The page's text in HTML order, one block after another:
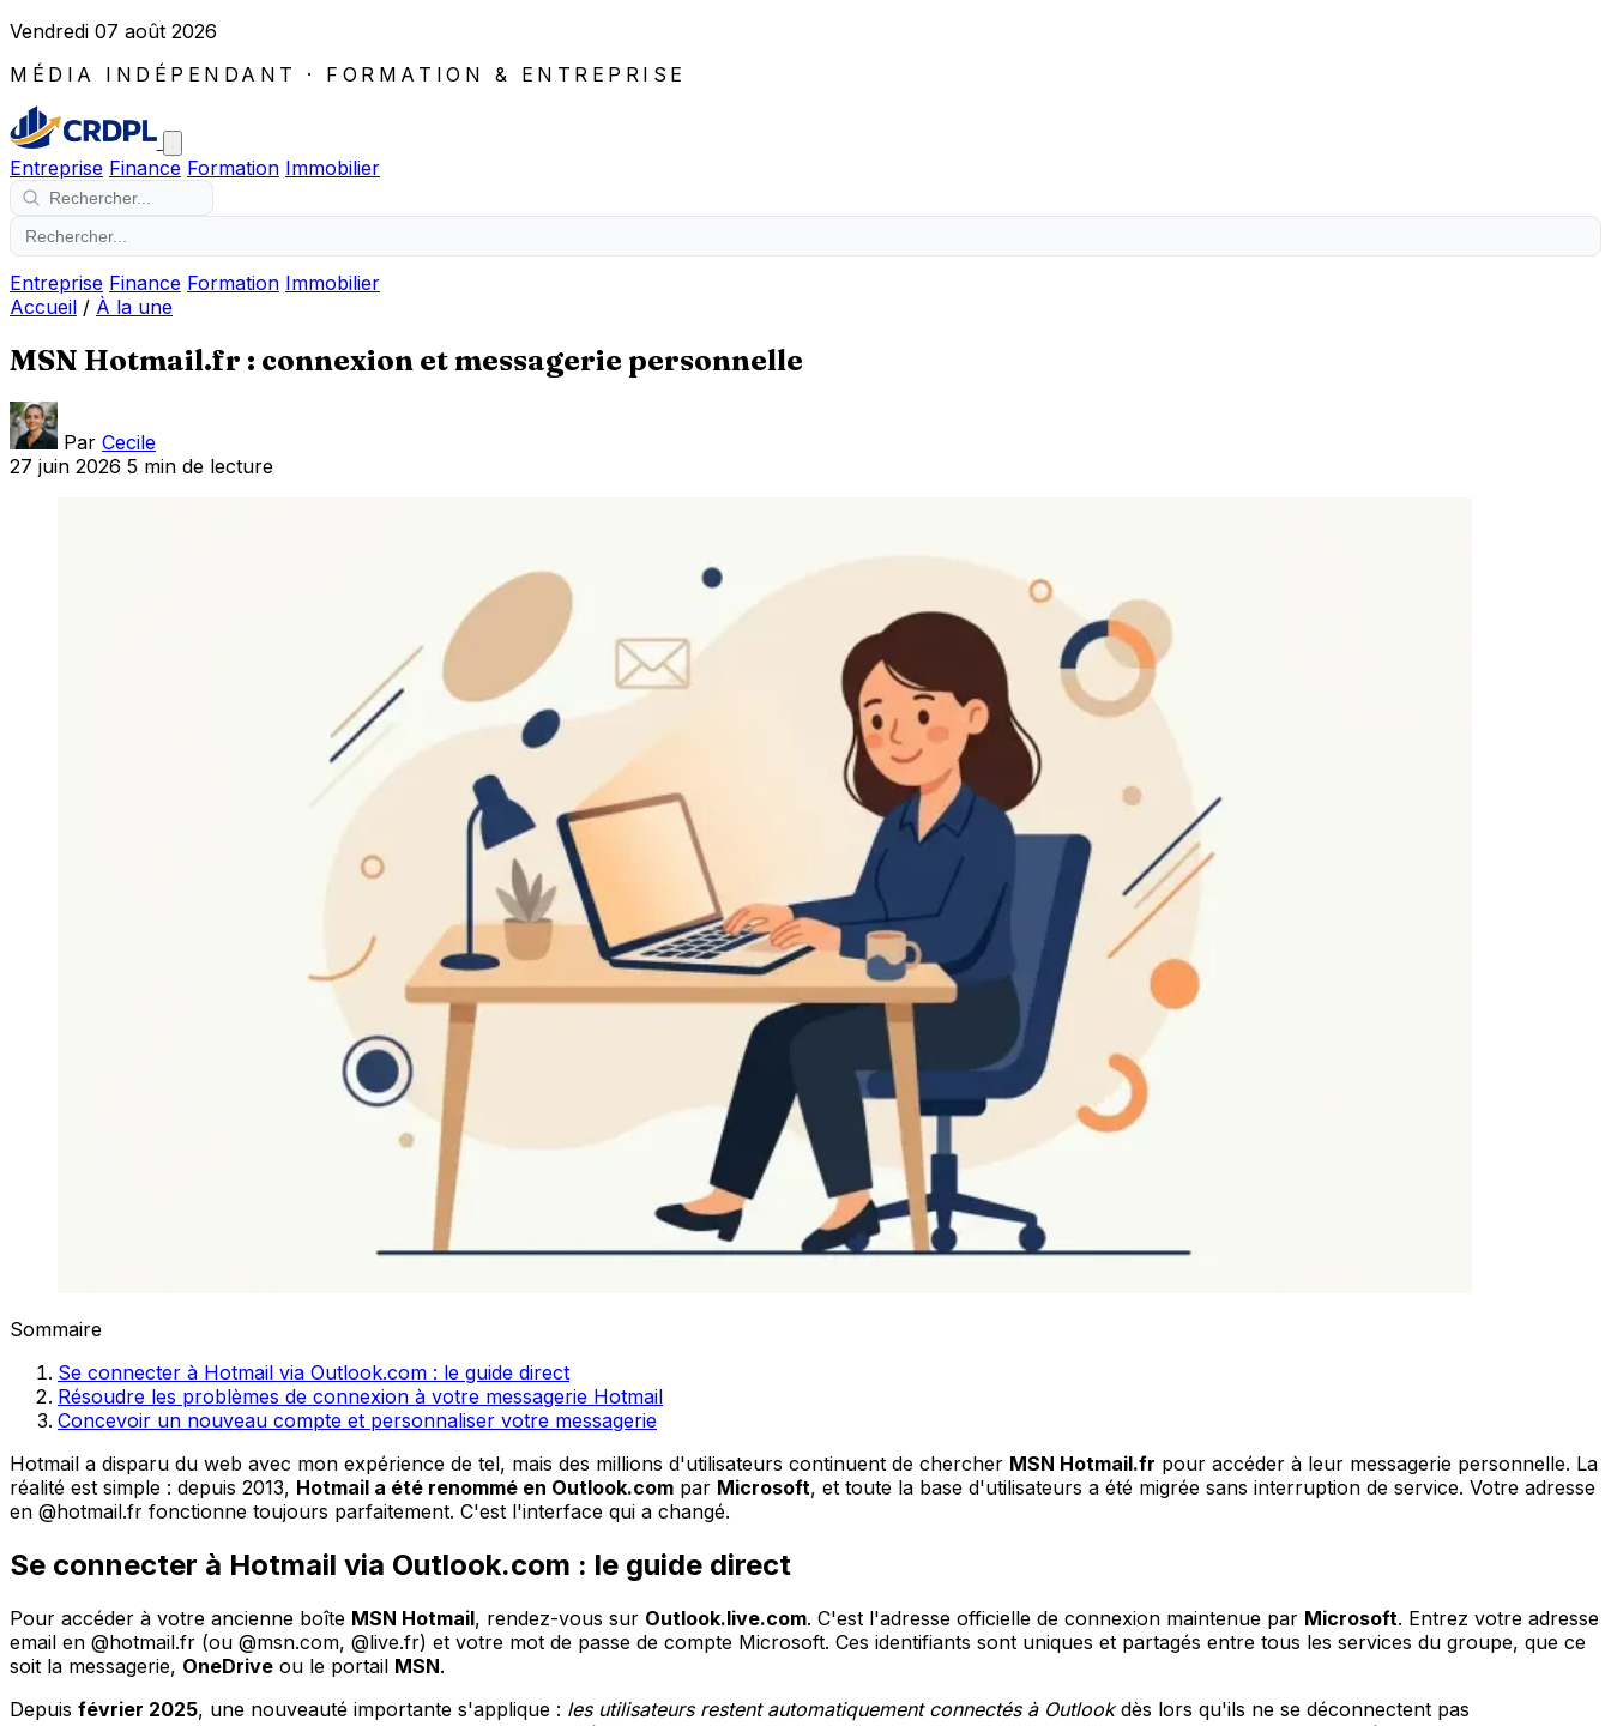
Vendredi 07 août 2026
MÉDIA INDÉPENDANT · FORMATION & ENTREPRISE
Entreprise Finance Formation Immobilier
Entreprise Finance Formation Immobilier
Accueil / À la une
MSN Hotmail.fr : connexion et messagerie personnelle
Par Cecile
27 juin 2026 5 min de lecture
Sommaire
Se connecter à Hotmail via Outlook.com : le guide direct
Résoudre les problèmes de connexion à votre messagerie Hotmail
Concevoir un nouveau compte et personnaliser votre messagerie
Hotmail a disparu du web avec mon expérience de tel, mais des millions d'utilisateurs continuent de chercher MSN Hotmail.fr pour accéder à leur messagerie personnelle. La
réalité est simple : depuis 2013, Hotmail a été renommé en Outlook.com par Microsoft, et toute la base d'utilisateurs a été migrée sans interruption de service. Votre adresse
en @hotmail.fr fonctionne toujours parfaitement. C'est l'interface qui a changé.
Se connecter à Hotmail via Outlook.com : le guide direct
Pour accéder à votre ancienne boîte MSN Hotmail, rendez-vous sur Outlook.live.com. C'est l'adresse officielle de connexion maintenue par Microsoft. Entrez votre adresse
email en @hotmail.fr (ou @msn.com, @live.fr) et votre mot de passe de compte Microsoft. Ces identifiants sont uniques et partagés entre tous les services du groupe, que ce
soit la messagerie, OneDrive ou le portail MSN.
Depuis février 2025, une nouveauté importante s'applique : les utilisateurs restent automatiquement connectés à Outlookdès lors qu'ils ne se déconnectent pas